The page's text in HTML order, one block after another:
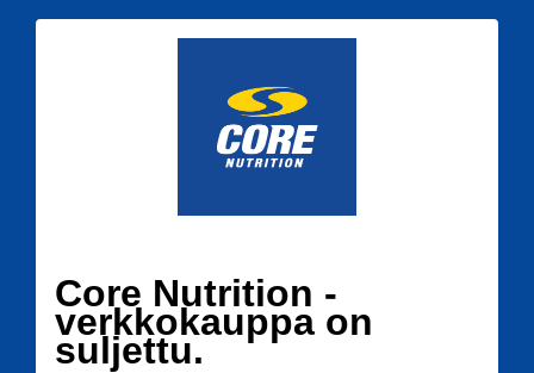
Core Nutrition -
verkkokauppa on
suljettu.